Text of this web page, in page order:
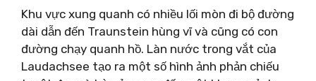
Khu vực xung quanh có nhiều lối mòn đi bộ đường
dài dẫn đến Traunstein hùng vĩ và cũng có con
đường chạy quanh hồ. Làn nước trong vắt của
Laudachsee tạo ra một số hình ảnh phản chiếu